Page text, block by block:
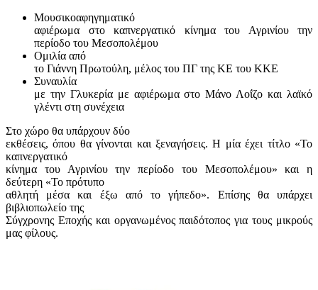
Μουσικοαφηγηματικό
αφιέρωμα στο καπνεργατικό κίνημα του Αγρινίου την
περίοδο του Μεσοπολέμου
Ομιλία από
το Γιάννη Πρωτούλη, μέλος του ΠΓ της ΚΕ του ΚΚΕ
Συναυλία
με την Γλυκερία με αφιέρωμα στο Μάνο Λοΐζο και λαϊκό
γλέντι στη συνέχεια
Στο χώρο θα υπάρχουν δύο
εκθέσεις, όπου θα γίνονται και ξεναγήσεις. Η μία έχει τίτλο «Το
καπνεργατικό
κίνημα του Αγρινίου την περίοδο του Μεσοπολέμου» και η
δεύτερη «Το πρότυπο
αθλητή μέσα και έξω από το γήπεδο». Επίσης θα υπάρχει
βιβλιοπωλείο της
Σύγχρονης Εποχής και οργανωμένος παιδότοπος για τους μικρούς
μας φίλους.